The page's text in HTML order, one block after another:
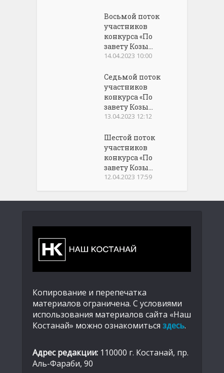
Восьмой поток
участников
конкурса «По
завету Козы...
14.04.2023 10:00
Седьмой поток
участников
конкурса «По
завету Козы...
13.04.2023 12:12
Шестой поток
участников
конкурса «По
завету Козы...
12.04.2023 17:59
Копирование и перепечатка
материалов ограничена. С условиями
использования материалов сайта «Наш
Костанай» можно ознакомиться здесь.
Адрес редакции: 110000 г. Костанай, пр.
Аль-Фараби, 90